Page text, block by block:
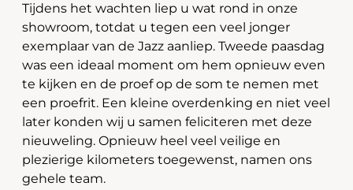
Tijdens het wachten liep u wat rond in onze
showroom, totdat u tegen een veel jonger
exemplaar van de Jazz aanliep. Tweede paasdag
was een ideaal moment om hem opnieuw even
te kijken en de proef op de som te nemen met
een proefrit. Een kleine overdenking en niet veel
later konden wij u samen feliciteren met deze
nieuweling. Opnieuw heel veel veilige en
plezierige kilometers toegewenst, namen ons
gehele team.